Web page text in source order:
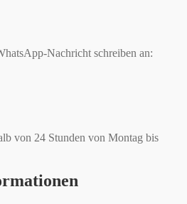
Nachricht schreiben an:
von 24 Stunden von Montag bis